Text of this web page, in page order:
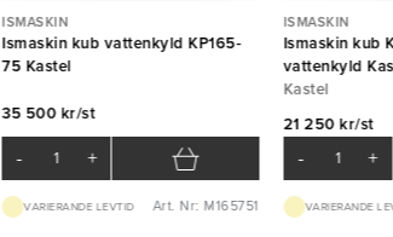
ISMASKIN
Ismaskin kub vattenkyld KP165-
75 Kastel
35 500 kr/st
- +
VARIERANDE LEVTID Art. Nr: M165751
ISMASKIN
Ismaskin kub
vattenkyld
Kastel
21 250 kr/st
- +
VARIERANDE